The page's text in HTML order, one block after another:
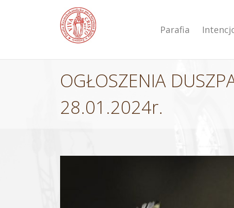
Parafia
OGŁOSZENIA
28.01.2024r.